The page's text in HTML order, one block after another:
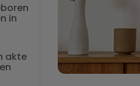
in
akte